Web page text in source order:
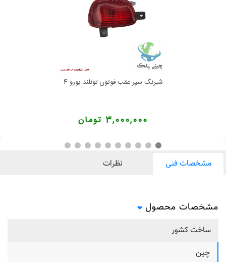
شبرنگ سپر عقب فوتون تونلند یورو 4
3,000,000 تومان
مشخصات فنی نظرات
مشخصات محصول
ساخت کشور
چین